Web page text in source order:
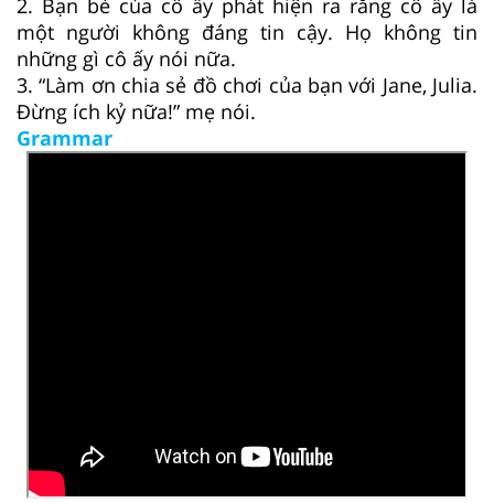
2. Bạn bè của cô ấy phát hiện ra rằng cô ấy là
một người không đáng tin cậy. Họ không tin
những gì cô ấy nói nữa.
3. “Làm ơn chia sẻ đồ chơi của bạn với Jane, Julia.
Đừng ích kỷ nữa!” mẹ nói.
Grammar